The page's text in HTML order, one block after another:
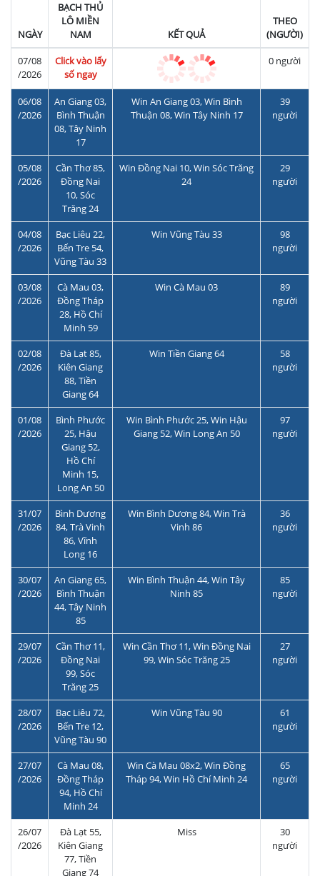
NGÀY
BẠCH THỦ
LÔ MIỀN
NAM
KẾT QUẢ
THEO
(NGƯỜI)
07/08
/2026
Click vào lấy
số ngay
0 người
06/08
/2026
An Giang 03,
Bình Thuận
08, Tây Ninh
17
Win An Giang 03, Win Bình
Thuận 08, Win Tây Ninh 17
39
người
05/08
/2026
Cần Thơ 85,
Đồng Nai
10, Sóc
Trăng 24
Win Đồng Nai 10, Win Sóc Trăng
24
29
người
04/08
/2026
Bạc Liêu 22,
Bến Tre 54,
Vũng Tàu 33
Win Vũng Tàu 33
98
người
03/08
/2026
Cà Mau 03,
Đồng Tháp
28, Hồ Chí
Minh 59
Win Cà Mau 03
89
người
02/08
/2026
Đà Lạt 85,
Kiên Giang
88, Tiền
Giang 64
Win Tiền Giang 64
58
người
01/08
/2026
Bình Phước
25, Hậu
Giang 52,
Hồ Chí
Minh 15,
Long An 50
Win Bình Phước 25, Win Hậu
Giang 52, Win Long An 50
97
người
31/07
/2026
Bình Dương
84, Trà Vinh
86, Vĩnh
Long 16
Win Bình Dương 84, Win Trà
Vinh 86
36
người
30/07
/2026
An Giang 65,
Bình Thuận
44, Tây Ninh
85
Win Bình Thuận 44, Win Tây
Ninh 85
85
người
29/07
/2026
Cần Thơ 11,
Đồng Nai
99, Sóc
Trăng 25
Win Cần Thơ 11, Win Đồng Nai
99, Win Sóc Trăng 25
27
người
28/07
/2026
Bạc Liêu 72,
Bến Tre 12,
Vũng Tàu 90
Win Vũng Tàu 90
61
người
27/07
/2026
Cà Mau 08,
Đồng Tháp
94, Hồ Chí
Minh 24
Win Cà Mau 08x2, Win Đồng
Tháp 94, Win Hồ Chí Minh 24
65
người
26/07
/2026
Đà Lạt 55,
Kiên Giang
77, Tiền
Giang 74
Miss
30
người